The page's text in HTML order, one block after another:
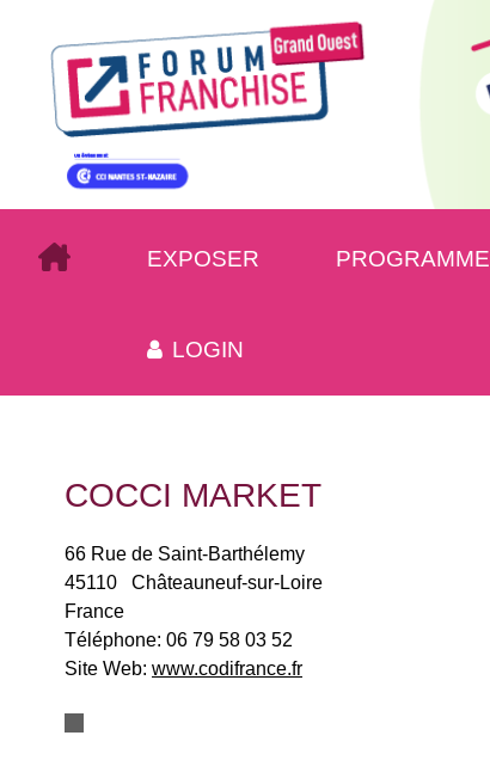
EXPOSER PROGRAMME
LOGIN
COCCI MARKET
66 Rue de Saint-Barthélemy
45110
Châteauneuf-sur-Loire
France
Téléphone: 06 79 58 03 52
Site Web: www.codifrance.fr